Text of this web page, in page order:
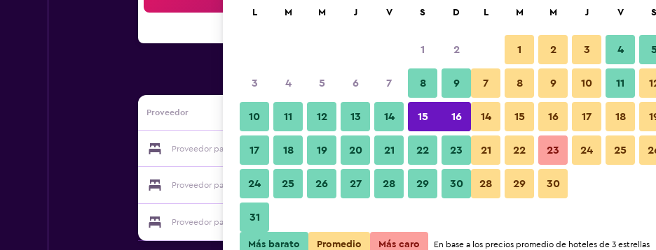
Proveedor
Proveedor para ZO Rooms Kothaguda Junction Ver precios
Proveedor para ZO Rooms Kothaguda Junction Ver precios
Proveedor para ZO Rooms Kothaguda Junction
L M M J V S D
1 2
3 4 5 6 7 8 9
10 11 12 13 14 15 16
17 18 19 20 21 22 23
24 25 26 27 28 29 30
31
L M M J V S
1 2 3 4
7 8 9 10 11
14 15 16 17 18
21 22 23 24 25
28 29 30
Más barato Promedio Más caro En base a los precios promedio de hoteles de 3 estrellas